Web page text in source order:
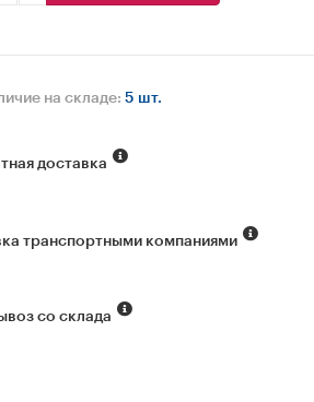
на складе: 5 шт.
доставка
транспортными компаниями
со склада